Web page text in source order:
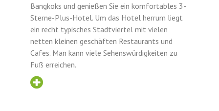
Bangkoks und genießen Sie ein komfortables 3-
Sterne-Plus-Hotel. Um das Hotel herrum liegt
ein recht typisches Stadtviertel mit vielen
netten kleinen geschäften Restaurants und
Cafes. Man kann viele Sehenswürdigkeiten zu
Fuß erreichen.